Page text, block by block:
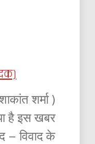
शर्मा )
है इस खबर
– विवाद के